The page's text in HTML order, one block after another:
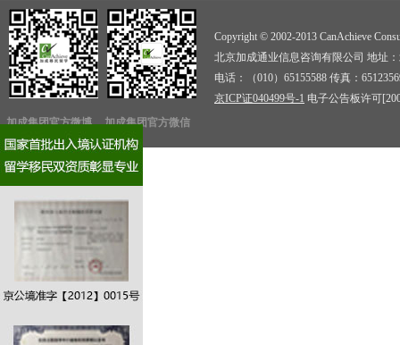
加成集团官方微博 加成集团官方微信
Copyright © 2002-2013 CanAchieve
北京加成通业信息咨询有限公司 地址
电话：（010）65155588 传真：
京ICP证040499号-1 电子公告板许可